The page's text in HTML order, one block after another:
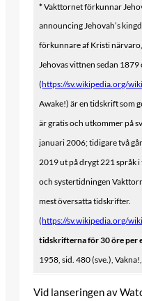
*Vakttornet förkunnar
announcing Jehovah’s
förkunnare af Kristi
Jehovas vittnen sedan
(https://sv.wikipedia.org/
Awake!) är en tidskrift som
är gratis och utkommer på
januari 2006; tidigare två
2019 ut på drygt 221 språk
och systertidningen
mest översatta tidskrifter.
(https://sv.wikipedia.org/
tidskrifterna för 30 öre per
1958, sid. 480 (sve.),
Vid lanseringen av